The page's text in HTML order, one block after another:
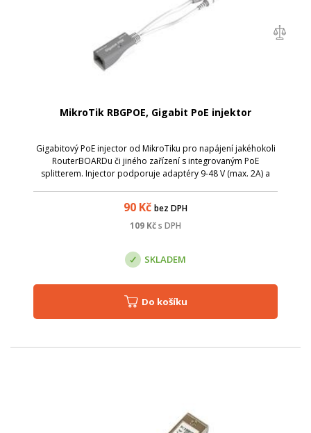
MikroTik RBGPOE, Gigabit PoE injektor
Gigabitový PoE injector od MikroTiku pro napájení jakéhokoli
RouterBOARDu či jiného zařízení s integrovaným PoE
splitterem. Injector podporuje adaptéry 9-48 V (max. 2A) a
90 Kč bez DPH
109 Kčs DPH
SKLADEM
Do košíku